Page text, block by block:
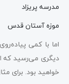
مدرسه پریزاد
موزه آستان قدس
اما با کمی
دیگری می‌رسید که
خواهید بود. برای